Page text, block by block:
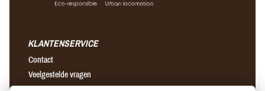
KLANTENSERVICE
Contact
Veelgestelde vragen